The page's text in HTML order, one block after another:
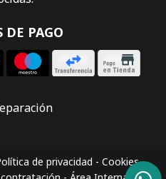
DE PAGO
de privacidad - Cookies-